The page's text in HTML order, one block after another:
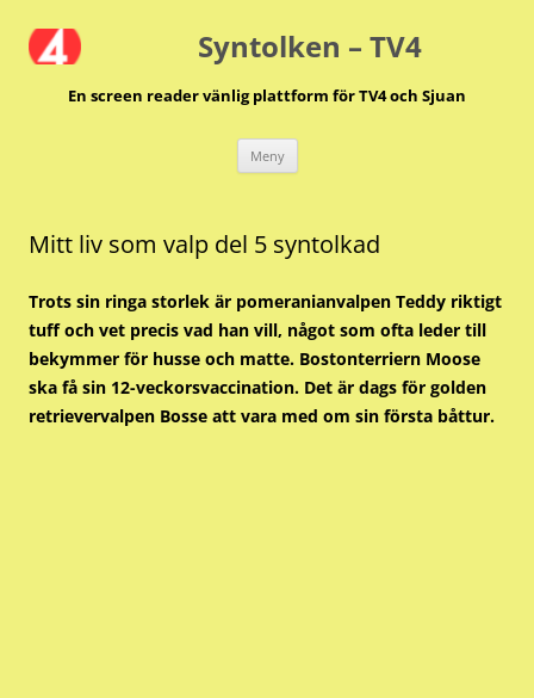
till
innehåll Syntolken – TV4
En screen reader vänlig plattform för TV4 och Sjuan
Meny
Mitt liv som valp del 5 syntolkad
Trots sin ringa storlek är pomeranianvalpen Teddy riktigt
tuff och vet precis vad han vill, något som ofta leder till
bekymmer för husse och matte. Bostonterriern Moose
ska få sin 12-veckorsvaccination. Det är dags för golden
retrievervalpen Bosse att vara med om sin första båttur.